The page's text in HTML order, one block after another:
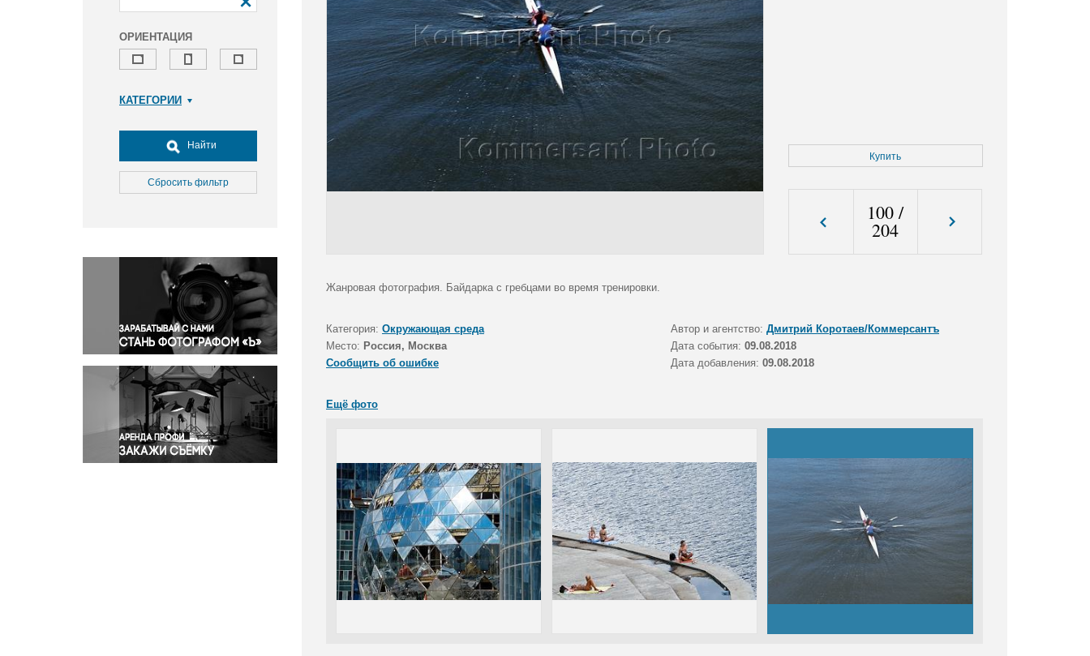
ОРИЕНТАЦИЯ
КАТЕГОРИИ
Досуг, туризм и отдых
Культура
Медицина
Окружающая среда
Политика
Правосудие
Происшествия и конфликты
Религия
Светская жизнь
Спорт
Экология
Экономика и бизнес
Найти
Сбросить фильтр
Купить
100 /
204
Жанровая фотография. Байдарка с гребцами во время тренировки.
Категория: Окружающая среда Автор и агентство: Дмитрий Коротаев/Коммерсантъ
Место: Россия, Москва Дата события: 09.08.2018
Сообщить об ошибке
Дата добавления: 09.08.2018
Ещё фото